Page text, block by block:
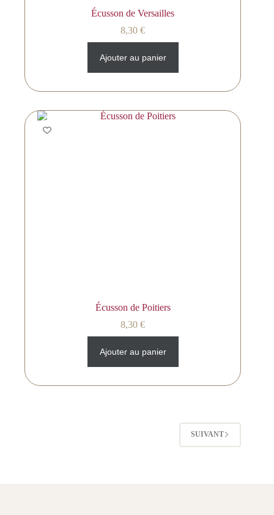
Écusson de Versailles
8,30€
Ajouter au panier
Écusson de Poitiers
8,30€
Ajouter au panier
SUIVANT